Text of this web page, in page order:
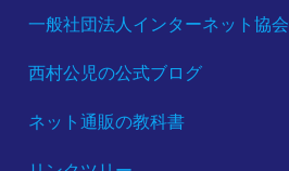
一般社団法人インターネット協会
西村公児の公式ブログ
ネット通販の教科書